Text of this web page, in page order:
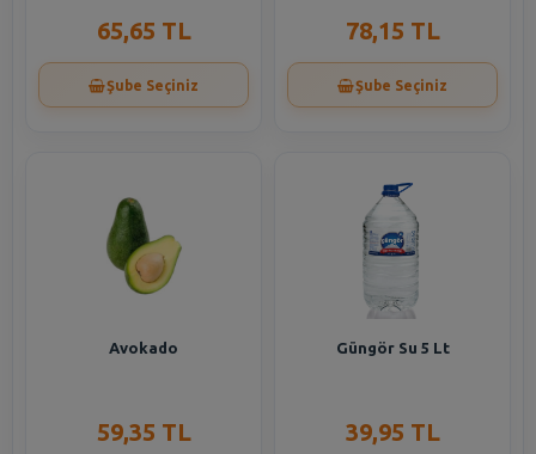
65,65 TL
Şube Seçiniz
78,15 TL
Şube Seçiniz
Avokado
59,35 TL
Güngör Su 5 Lt
39,95 TL